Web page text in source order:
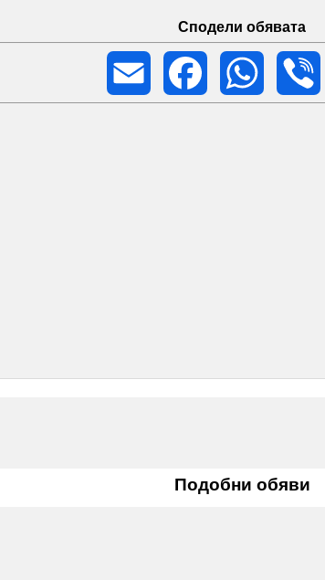
Сподели обявата
Email
Facebook WhatsApp
Подобни обяви